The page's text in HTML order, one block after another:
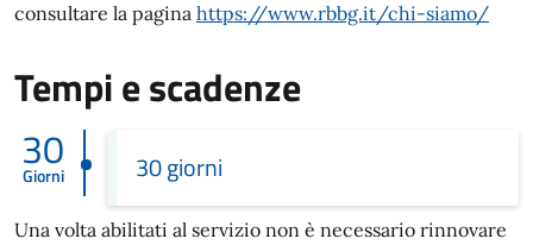
consultare la pagina https://www.rbbg.it/chi-siamo/
Tempi e scadenze
30
Giorni 30 giorni
Una volta abilitati al servizio non è necessario rinnovare